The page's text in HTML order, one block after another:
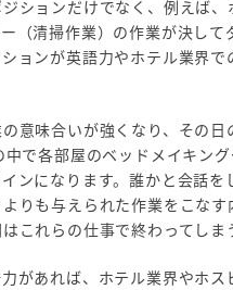
ションだけでなく、例えば
（清掃作業）の作業が決し
ョンが英語力やホテル業界
意味合いが強くなり、その
で各部屋のベッドメイキン
ンになります。誰かと会話
りも与えられた作業をこな
これらの仕事で終わってしま
があれば、ホテル業界やホ